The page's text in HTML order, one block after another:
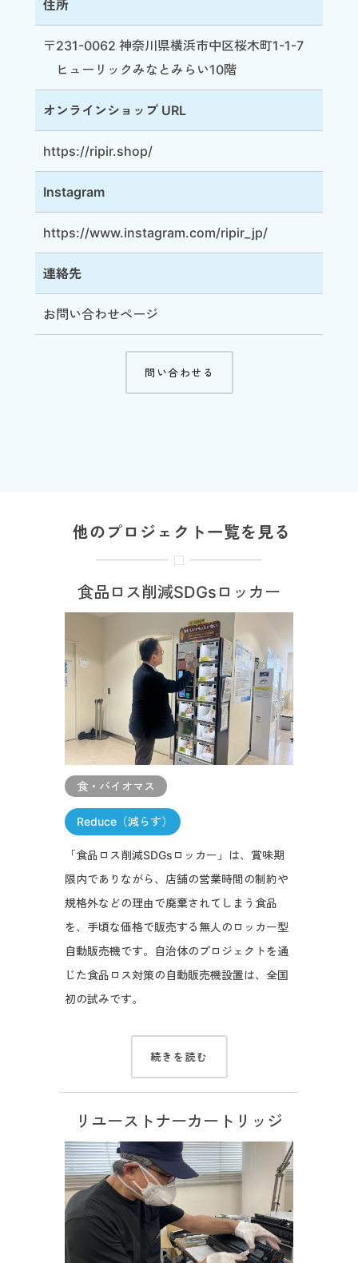
住所
〒231-0062 神奈川県横浜市中区桜木町1-1-7
ヒューリックみなとみらい10階
オンラインショップ URL
https://ripir.shop/
Instagram
https://www.instagram.com/ripir_jp/
連絡先
お問い合わせページ
問い合わせる
他のプロジェクト一覧を見る
食品ロス削減SDGsロッカー
食・バイオマス
Reduce（減らす）
「食品ロス削減SDGsロッカー」は、賞味期
限内でありながら、店舗の営業時間の制約や
規格外などの理由で廃棄されてしまう食品
を、手頃な価格で販売する無人のロッカー型
自動販売機です。自治体のプロジェクトを通
じた食品ロス対策の自動販売機設置は、全国
初の試みです。
続きを読む
リユーストナーカートリッジ